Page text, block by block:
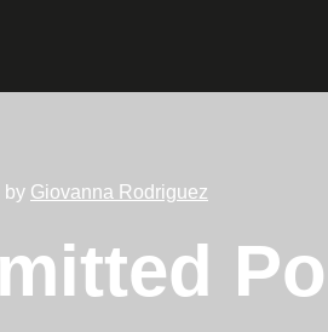
by Giovanna Rodriguez